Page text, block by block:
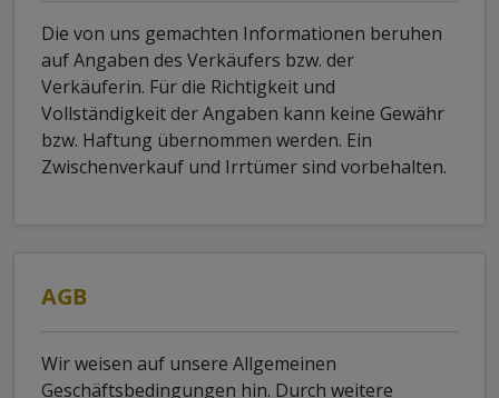
Die von uns gemachten Informationen beruhen
auf Angaben des Verkäufers bzw. der
Verkäuferin. Für die Richtigkeit und
Vollständigkeit der Angaben kann keine Gewähr
bzw. Haftung übernommen werden. Ein
Zwischenverkauf und Irrtümer sind vorbehalten.
AGB
Wir weisen auf unsere Allgemeinen
Geschäftsbedingungen hin. Durch weitere